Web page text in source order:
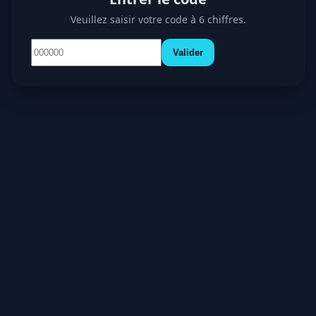
Veuillez saisir votre code à 6 chiffres.
Valider